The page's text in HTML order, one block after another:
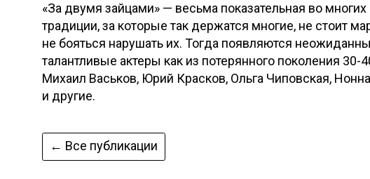
«За двумя зайцами» — весьма показательная во
традиции, за которые так держатся многие, не стоит
не бояться нарушать их. Тогда появляются
талантливые актеры как из потерянного поколения
Михаил Васьков, Юрий Красков, Ольга Чиповская,
и другие.
← Все публикации